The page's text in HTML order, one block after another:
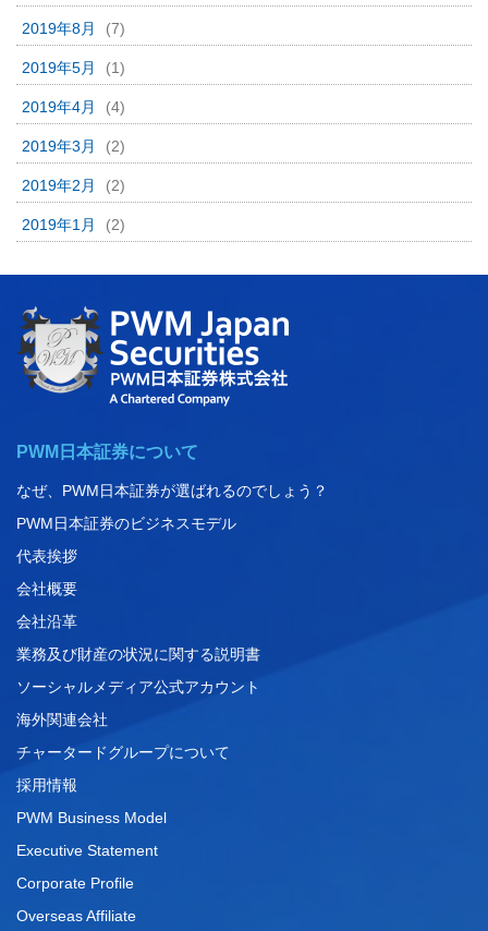
2019年8月 (7)
2019年5月 (1)
2019年4月 (4)
2019年3月 (2)
2019年2月 (2)
2019年1月 (2)
PWM日本証券について
なぜ、PWM日本証券が選ばれるのでしょう？
PWM日本証券のビジネスモデル
代表挨拶
会社概要
会社沿革
業務及び財産の状況に関する説明書
ソーシャルメディア公式アカウント
海外関連会社
チャータードグループについて
採用情報
PWM Business Model
Executive Statement
Corporate Profile
Overseas Affiliate